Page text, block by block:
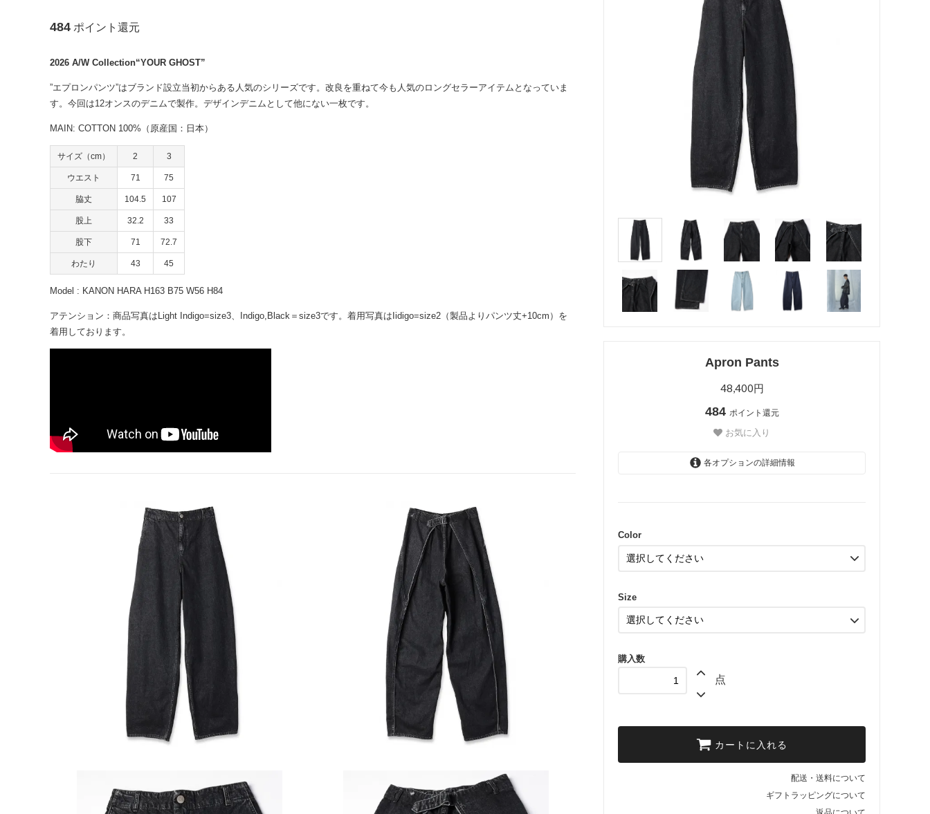
Apron Pants
48,400円
484 ポイント還元
お気に入り
各オプションの詳細情報
Color
Size
購入数
点
カートに入れる
配送・送料について
ギフトラッピングについて
484 ポイント還元
2026 A/W Collection“YOUR GHOST”
”エプロンパンツ”はブランド設立当初からある人気のシリーズです。改良を重ねて今も人気のロングセラーアイテムとなっていま
す。今回は12オンスのデニムで製作。デザインデニムとして他にない一枚です。
MAIN: COTTON 100%（原産国：日本）
サイズ（cm） 2 3
ウエスト 71 75
脇丈 104.5 107
股上 32.2 33
股下 71 72.7
わたり 43 45
Model : KANON HARA H163 B75 W56 H84
アテンション：商品写真はLight Indigo=size3、Indigo,Black＝size3です。着用写真はIidigo=size2（製品よりパンツ丈+10cm）を
着用しております。